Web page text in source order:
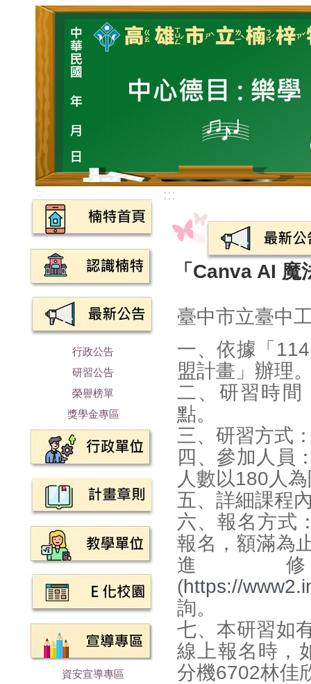
:::
行政公告
研習公告
榮譽榜單
獎學金專區
資安宣導專區
:::
「Canva AI
臺中市立臺中
一、依據「
盟計畫」辦理
二、研習時間
點。
三、研習方式
四、參加人員
人數以180人
五、詳細課程
六、報名方式
報名，額滿為
進
(https://
詢。
七、本研習如
線上報名時，
分機6702林佳